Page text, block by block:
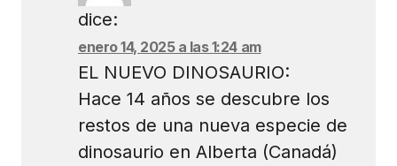
dice:
enero 14, 2025 a las 1:24 am
EL NUEVO DINOSAURIO:
Hace 14 años se descubre los
restos de una nueva especie de
dinosaurio en Alberta (Canadá)